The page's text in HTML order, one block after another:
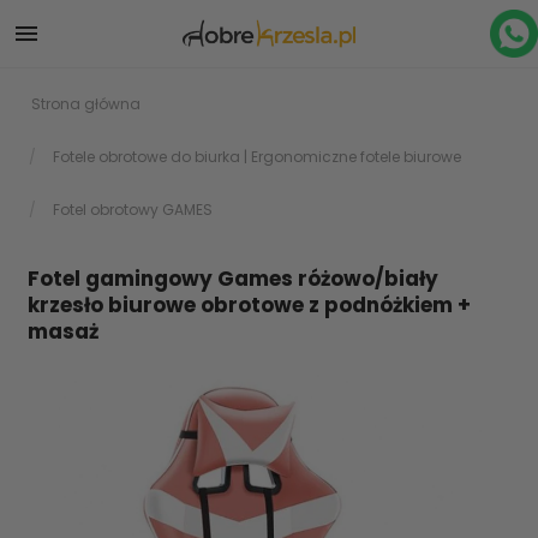

Strona główna
Fotele obrotowe do biurka | Ergonomiczne fotele biurowe
Fotel obrotowy GAMES
Fotel gamingowy Games różowo/biały
krzesło biurowe obrotowe z podnóżkiem +
masaż